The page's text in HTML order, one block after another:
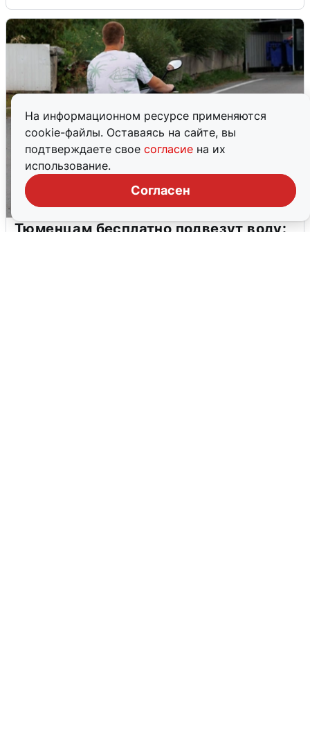
На информационном ресурсе применяются
cookie-файлы. Оставаясь на сайте, вы
подтверждаете свое согласие на их
использование.
Согласен
Тюменцам бесплатно подвезут воду: